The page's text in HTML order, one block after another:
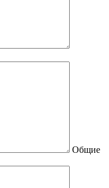
Общие